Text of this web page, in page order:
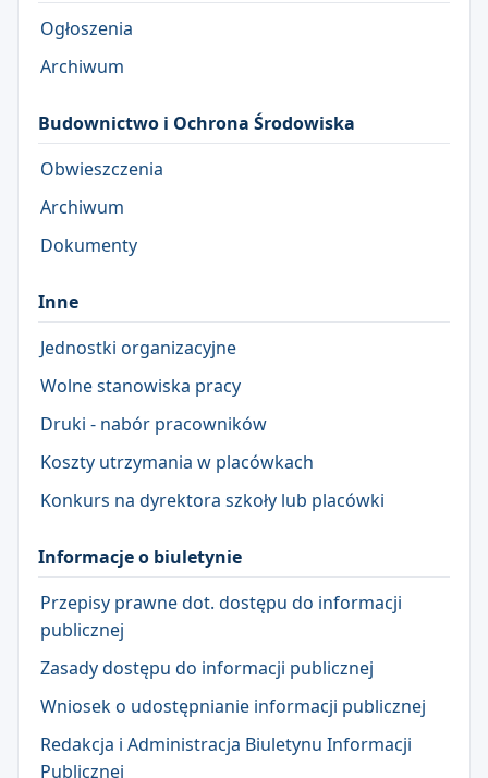
Ogłoszenia
Archiwum
Budownictwo i Ochrona Środowiska
Obwieszczenia
Archiwum
Dokumenty
Inne
Jednostki organizacyjne
Wolne stanowiska pracy
Druki - nabór pracowników
Koszty utrzymania w placówkach
Konkurs na dyrektora szkoły lub placówki
Informacje o biuletynie
Przepisy prawne dot. dostępu do informacji
publicznej
Zasady dostępu do informacji publicznej
Wniosek o udostępnianie informacji publicznej
Redakcja i Administracja Biuletynu Informacji
Publicznej